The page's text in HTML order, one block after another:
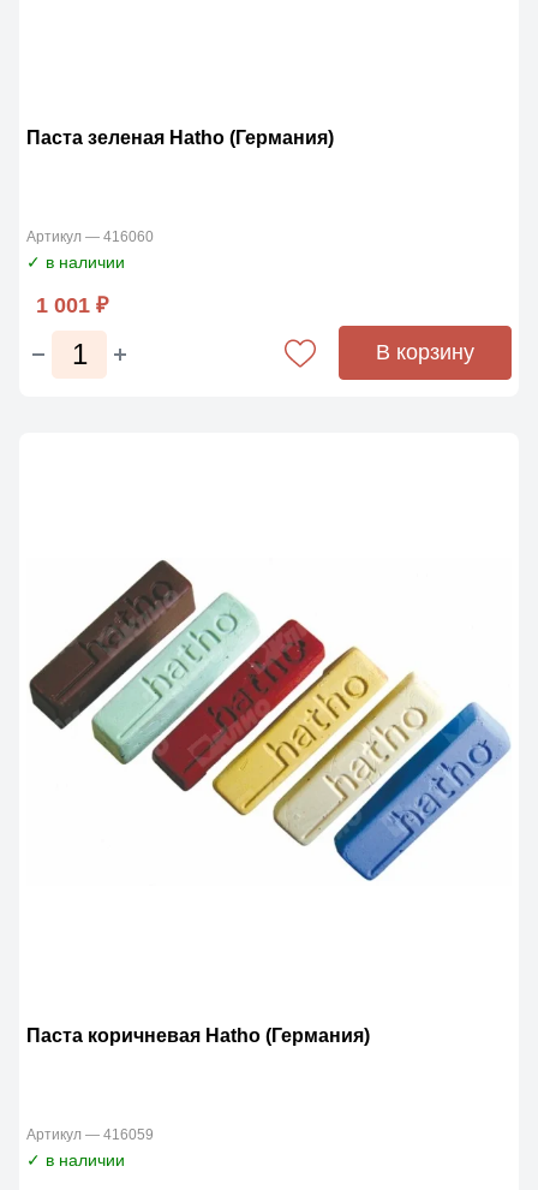
Паста зеленая Hatho (Германия)
Артикул — 416060
✓ в наличии
1 001 ₽
В корзину
Паста коричневая Hatho (Германия)
Артикул — 416059
✓ в наличии